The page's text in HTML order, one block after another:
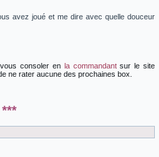
avez joué et me dire avec quelle douceur
consoler en la commandantsur le site
ne rater aucune des prochaines box.